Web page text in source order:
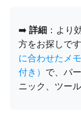
➡️ 詳細 ：より
方をお探しで
に合わせたメ
付き） で、パ
ニック、ツー